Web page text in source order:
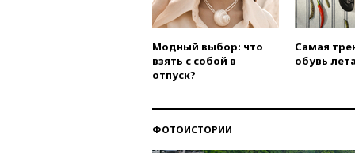
Модный выбор: что
взять с собой в
отпуск?
Самая
обувь
ФОТОИСТОРИИ